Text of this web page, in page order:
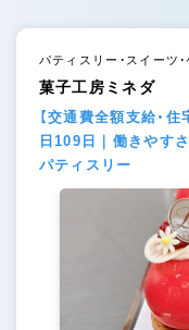
パティスリー・スイーツ
菓子工房ミネダ
【交通費全額支給・
日109日｜働きやす
パティスリー